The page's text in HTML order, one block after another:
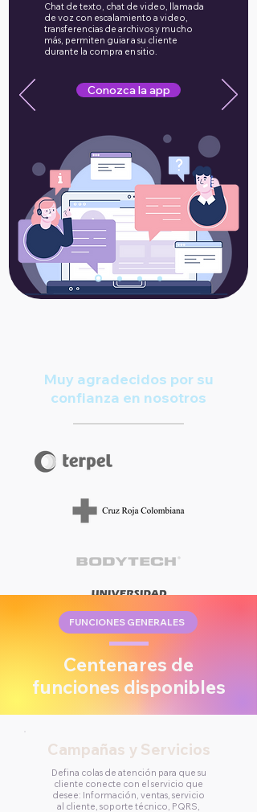
Chat de texto, chat de video, llamada
de voz con escalamiento a video,
transferencias de archivos y mucho
más, permiten guiar a su cliente
durante la compra en sitio.
Conozca la app
Muy agradecidos por su
confianza en nosotros
FUNCIONES GENERALES
Centenares de
funciones disponibles
Campañas y Servicios
Defina colas de atención para que su
cliente conecte con el servicio que
desee: Información, ventas, servicio
al cliente, soporte técnico, PQRS,